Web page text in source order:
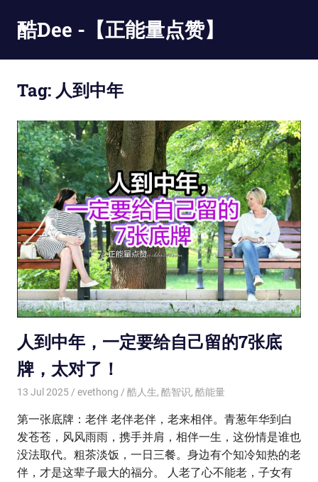
content
酷Dee -【正能量点赞】
最
有
更
酷
Tag: 人到中年
人到中年，一定要给自己留的7张底
牌，太对了！
13 Jul 2025 evethong 酷人生, 酷智识, 酷能量
第一张底牌：老伴 老伴老伴，老来相伴。青葱年华到白
发苍苍，风风雨雨，携手并肩，相伴一生，这份情是谁也
没法取代。粗茶淡饭，一日三餐。身边有个知冷知热的老
伴，才是这辈子最大的福分。 人老了心不能老，子女有